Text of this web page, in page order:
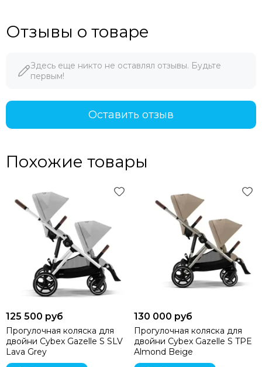
Отзывы о товаре
Здесь еще никто не оставлял отзывы. Будьте
первым!
Оставить отзыв
Похожие товары
125 500 руб
Прогулочная коляска для
двойни Cybex Gazelle S SLV
Lava Grey
130 000 руб
Прогулочная коляска для
двойни Cybex Gazelle S TPE
Almond Beige